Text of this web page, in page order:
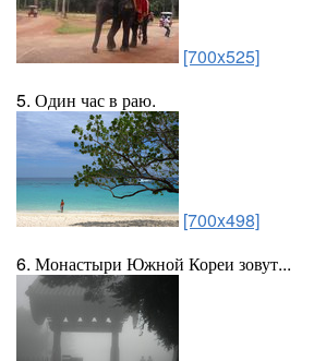
[700x525]
5. Один час в раю.
[700x498]
6. Монастыри Южной Кореи зовут...